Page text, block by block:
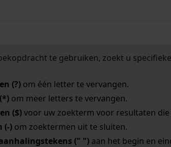
te gebruiken, zoekt u
(?)om één letter te vervangen.
om meer letters te vervangen.
($)voor uw zoekterm voor resultaten die
(-)om zoektermen uit te sluiten.
(" ")aan het begin en